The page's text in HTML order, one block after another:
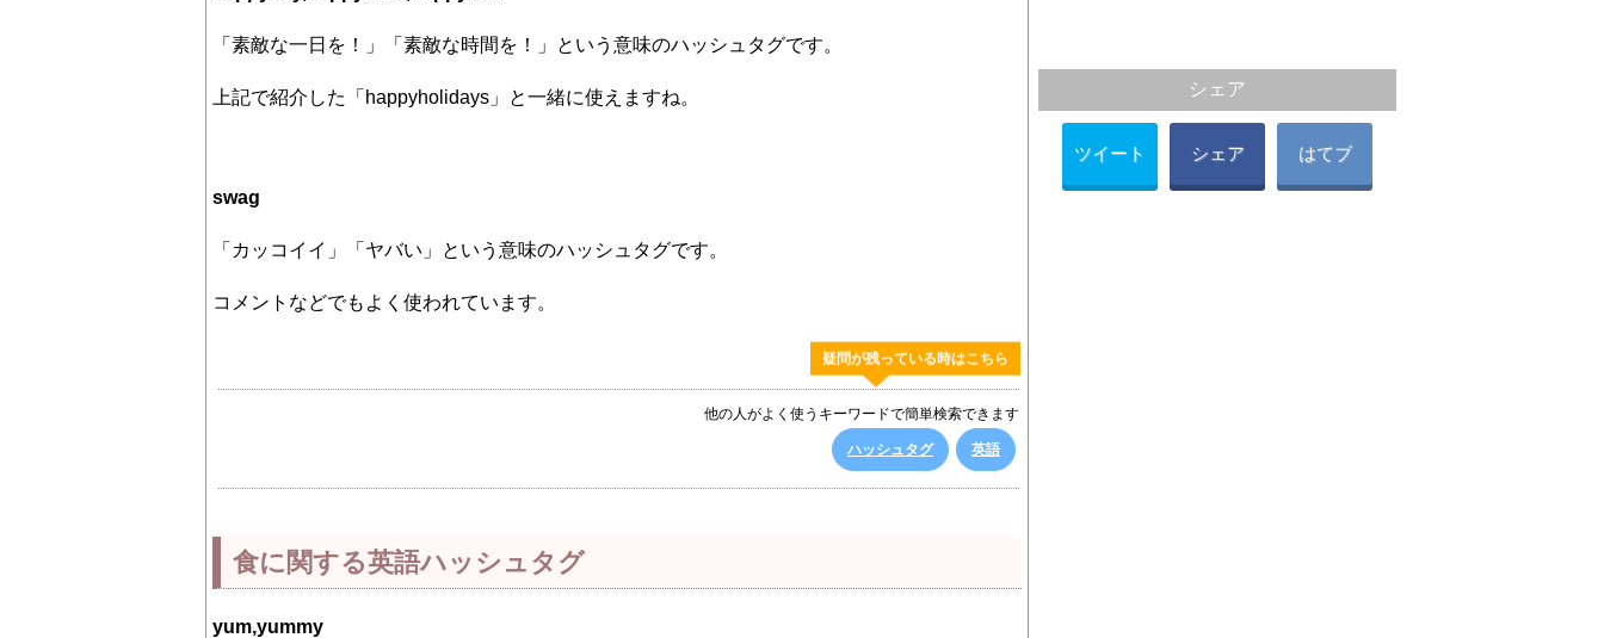
「素敵な一日を！」「素敵な時間を！」という意味のハッシュタグです。
上記で紹介した「happyholidays」と一緒に使えますね。
swag
「カッコイイ」「ヤバい」という意味のハッシュタグです。
コメントなどでもよく使われています。
疑問が残っている時はこちら
他の人がよく使うキーワードで簡単検索できます
ハッシュタグ 英語
食に関する英語ハッシュタグ
yum,yummy
シェア
ツイート シェア はてブ